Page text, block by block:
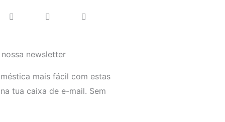
newsletter
mais fácil com estas
tua caixa de e-mail. Sem